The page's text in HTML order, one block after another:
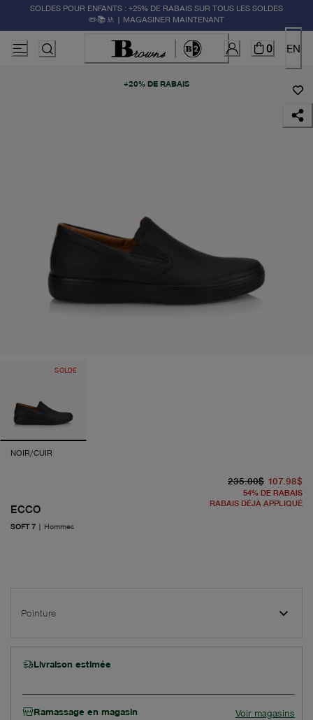
SOLDES POUR ENFANTS : +25% DE RABAIS SUR TOUS LES SOLDES
✏️📚🚸 | MAGASINER MAINTENANT
0 EN
+20% DE RABAIS
SOLDE
NOIR/CUIR
ECCO
SOFT 7 | Hommes
235.00$ 107.98$
54% DE RABAIS
RABAIS DÉJÀ APPLIQUÉ
Pointure
Livraison estimée
Ramassage en magasin Voir magasins